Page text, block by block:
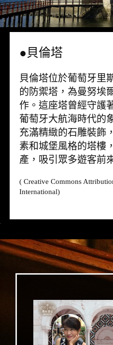
●貝倫塔
貝倫塔位於葡萄牙里
的防禦塔，為曼努埃
作。這座塔曾經守護
葡萄牙大航海時代的
充滿精緻的石雕裝飾
素和城堡風格的塔樓
產，吸引眾多遊客前
( Creative Commons
International)